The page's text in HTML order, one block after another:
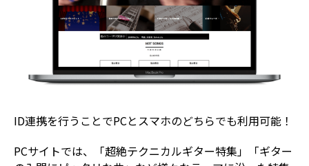
ID連携を行うことでPCとスマホのどちらでも利用可能！
PCサイトでは、「超絶テクニカルギター特集」「ギター